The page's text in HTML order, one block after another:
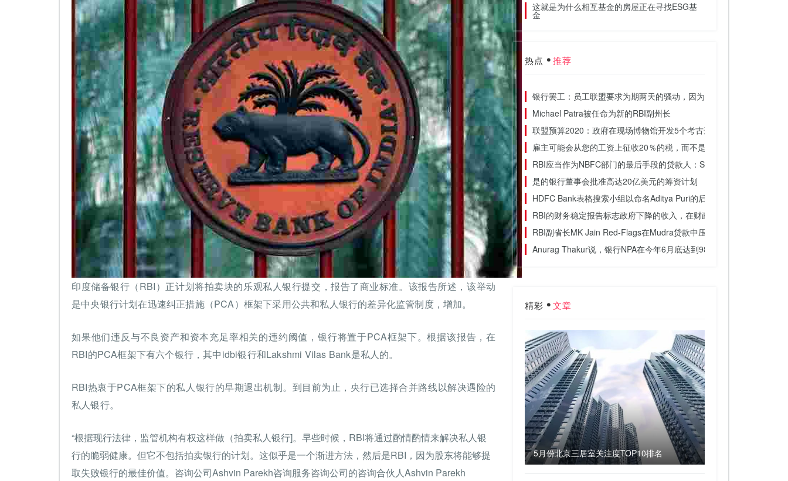
印度储备银行（RBI）正计划将拍卖块的乐观私人银行提交，报告了商业标准。该报告所述，该举动
是中央银行计划在迅速纠正措施（PCA）框架下采用公共和私人银行的差异化监管制度，增加。
如果他们违反与不良资产和资本充足率相关的违约阈值，银行将置于PCA框架下。根据该报告，在
RBI的PCA框架下有六个银行，其中idbi银行和Lakshmi Vilas Bank是私人的。
RBI热衷于PCA框架下的私人银行的早期退出机制。到目前为止，央行已选择合并路线以解决遇险的
私人银行。
“根据现行法律，监管机构有权这样做（拍卖私人银行]。早些时候，RBI将通过酌情酌情来解决私人银
行的脆弱健康。但它不包括拍卖银行的计划。这似乎是一个渐进方法，然后是RBI，因为股东将能够提
取失败银行的最佳价值。咨询公司Ashvin Parekh咨询服务咨询公司的咨询合伙人Ashvin Parekh
Aditya Birla Finance成为首先在交易所列出商业
论文的公司
这就是为什么相互基金的房屋正在寻找ESG基
金
热点 推荐
银行罢工：员工联盟要求为期两天的骚动，因为工资加息谈判失败
Michael Patra被任命为新的RBI副州长
联盟预算2020：政府在现场博物馆开发5个考古遗址
雇主可能会从您的工资上征收20％的税，而不是分享泛，Aadhaar
RBI应当作为NBFC部门的最后手段的贷款人：SBI经济学家
是的银行董事会批准高达20亿美元的筹资计划
HDFC Bank表格搜索小组以命名Aditya Puri的后继人员
RBI的财务稳定报告标志政府下降的收入，在财政目标上提出问号
RBI副省长MK Jain Red-Flags在Mudra贷款中压力上升
Anurag Thakur说，银行NPA在今年6月底达到98,000亿卢比至9.38亿
精彩 文章
5月份北京三居室关注度TOP10排名